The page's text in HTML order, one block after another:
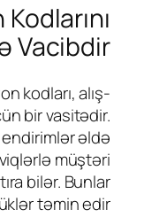
Vacibdir?
kodları, alış-
bir vasitədir.
əldə
müştəri
bilər. Bunlar
təmin edir: